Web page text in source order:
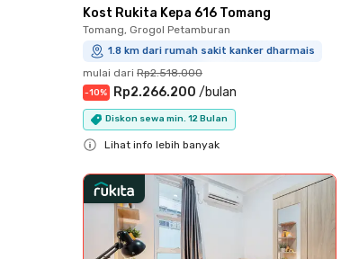
Kost Rukita Kepa 616 Tomang
Tomang, Grogol Petamburan
1.8 km dari rumah sakit kanker dharmais
mulai dari Rp2.518.000
-10% Rp2.266.200 /bulan
Diskon sewa min. 12 Bulan
Lihat info lebih banyak